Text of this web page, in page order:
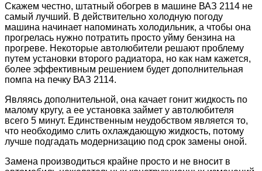
Скажем честно, штатный обогрев в машине ВАЗ 2114 не
самый лучший. В действительно холодную погоду
машина начинает напоминать холодильник, а чтобы она
прогрелась нужно потратить просто уйму бензина на
прогреве. Некоторые автолюбители решают проблему
путем установки второго радиатора, но как нам кажется,
более эффективным решением будет дополнительная
помпа на печку ВАЗ 2114.
Являясь дополнительной, она качает гонит жидкость по
малому кругу, а ее установка займет у автолюбителя
всего 5 минут. Единственным неудобством является то,
что необходимо слить охлаждающую жидкость, потому
лучше подгадать модернизацию под срок замены оной.
Замена производиться крайне просто и не вносит в